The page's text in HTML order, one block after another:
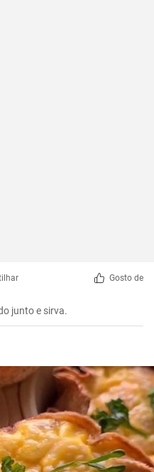
Gosto de
junto e sirva.